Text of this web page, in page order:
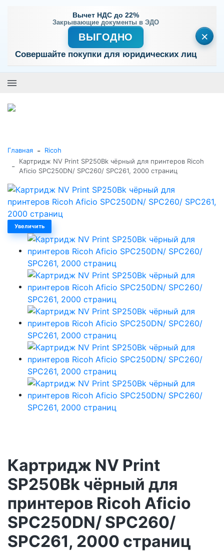
Вычет НДС до 22%
Закрывающие документы в ЭДО
ВЫГОДНО
Совершайте покупки для юридических лиц
×
Главная - Ricoh
-
Картридж NV Print SP250Bk чёрный для принтеров Ricoh
Aficio SPC250DN/ SPC260/ SPC261, 2000 страниц
Увеличить
Картридж NV Print
SP250Bk чёрный для
принтеров Ricoh Aficio
SPC250DN/ SPC260/
SPC261, 2000 страниц